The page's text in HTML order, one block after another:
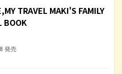
TRAVEL MAKI'S FAMILY
BOOK
発売